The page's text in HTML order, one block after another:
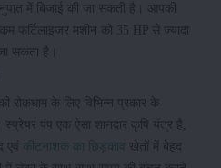
में बिजाई की जा सकती है। आपकी
फर्टिलाइजर मशीन को 35 HP से ज्यादा
सकता है।
रोकधाम के लिए विभिन्न प्रकार के
पंप एक ऐसा शानदार कृषि यंत्र है,
एवं
कीटनाशक का छिड़काव
खेतों में बेहद